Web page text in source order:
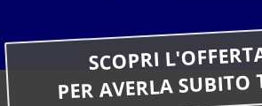
SCOPRI
PER AVERLA SUBITO